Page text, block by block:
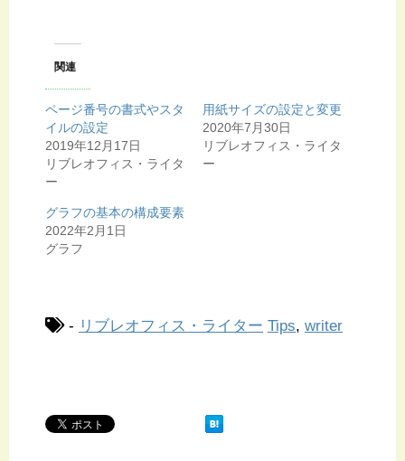
関連
ページ番号の書式やスタ
イルの設定
2019年12月17日
リブレオフィス・ライタ
ー
用紙サイズの設定と変更
2020年7月30日
リブレオフィス・ライタ
ー
グラフの基本の構成要素
2022年2月1日
グラフ
- リブレオフィス・ライター Tips, writer